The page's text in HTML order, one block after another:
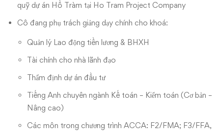
quỹ dự án Hồ Tràm tại Ho Tram Project Company
Cô đang phụ trách giảng dạy chính cho khoá:
Quản lý Lao động tiền lương & BHXH
Tài chính cho nhà lãnh đạo
Thẩm định dự án đầu tư
Tiếng Anh chuyên ngành Kế toán – Kiểm toán (Cơ bản –
Nâng cao)
Các môn trong chương trình ACCA: F2/FMA; F3/FFA,